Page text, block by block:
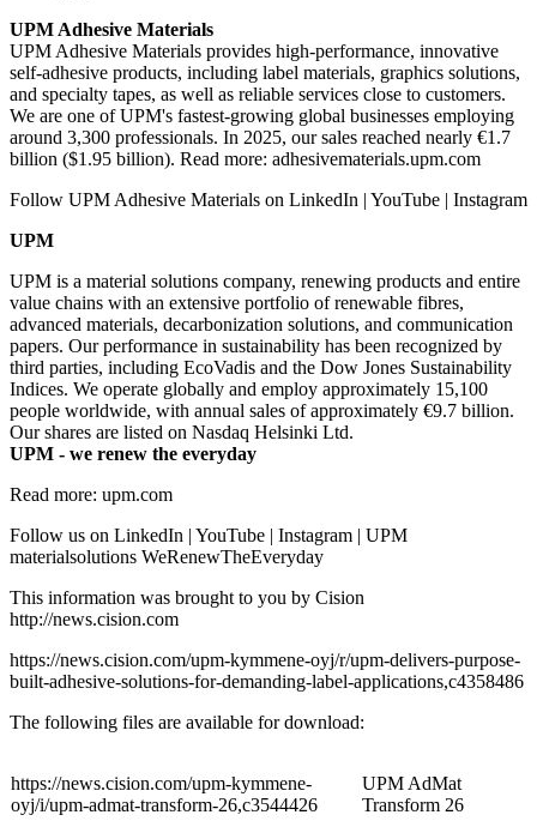
UPM Adhesive Materials
UPM Adhesive Materials provides high-performance, innovative
self-adhesive products, including label materials, graphics solutions,
and specialty tapes, as well as reliable services close to customers.
We are one of UPM's fastest-growing global businesses employing
around 3,300 professionals. In 2025, our sales reached nearly €1.7
billion ($1.95 billion). Read more: adhesivematerials.upm.com
Follow UPM Adhesive Materials on LinkedIn | YouTube | Instagram
UPM
UPM is a material solutions company, renewing products and entire
value chains with an extensive portfolio of renewable fibres,
advanced materials, decarbonization solutions, and communication
papers. Our performance in sustainability has been recognized by
third parties, including EcoVadis and the Dow Jones Sustainability
Indices. We operate globally and employ approximately 15,100
people worldwide, with annual sales of approximately €9.7 billion.
Our shares are listed on Nasdaq Helsinki Ltd.
UPM - we renew the everyday
Read more: upm.com
Follow us on LinkedIn | YouTube | Instagram | UPM
materialsolutions WeRenewTheEveryday
This information was brought to you by Cision
http://news.cision.com
https://news.cision.com/upm-kymmene-oyj/r/upm-delivers-purpose-
built-adhesive-solutions-for-demanding-label-applications,c4358486
The following files are available for download:
https://news.cision.com/upm-kymmene-
oyj/i/upm-admat-transform-26,c3544426
UPM AdMat
Transform 26